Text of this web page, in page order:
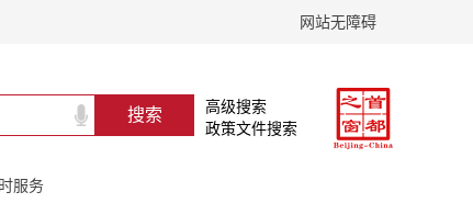
网站无障碍
高级搜索
政策文件搜索
服务